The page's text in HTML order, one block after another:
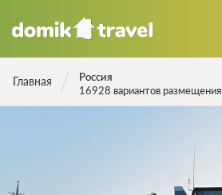
Главная
Россия
16928 вариантов размещения